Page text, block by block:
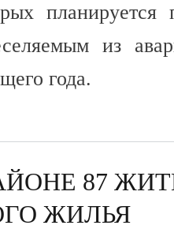
планируется
из
года.
87
ЖИЛЬЯ